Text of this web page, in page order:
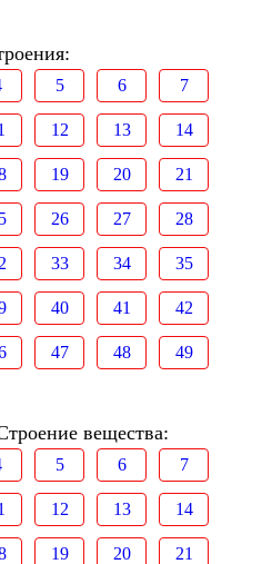
5 6 7
12 13 14
19 20 21
26 27 28
33 34 35
40 41 42
47 48 49
вещества:
5 6 7
12 13 14
19 20 21